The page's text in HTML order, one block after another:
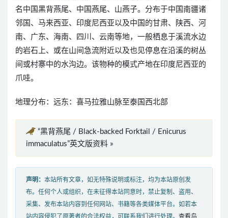
名中国黑背燕尾、中国燕尾、山燕子。分布于中国南疆诸
邻国、马来西亚、印度尼西亚以及中国的甘肃、陕西、河
南、广东、海南、四川、云南等地，一般栖息于溪流水边
的岩石上、或在山间急流附近以及也见停息在沿溪的树丛
间或村寨中的水沟边。该物种的模式产地在印度尼西亚的
爪哇。
地理分布：远东：喜马拉雅山脉至泰国西北部
“黑背燕尾 / Black-backed Forktail / Enicurus
immaculatus”英文版资料 »
声明： 本站所有文章，如无特殊说明或标注，均为本站原创发
布。任何个人或组织，在未征得本站同意时，禁止复制、盗用、
采集、发布本站内容到任何网站、书籍等各类媒体平台。如若本
站内容侵犯了原著者的合法权益，可联系我们进行处理。 查看鸟